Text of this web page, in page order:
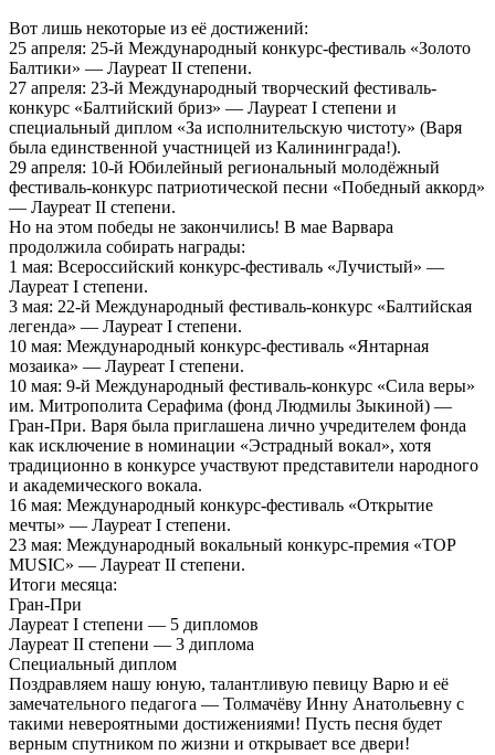
Вот лишь некоторые из её достижений:
25 апреля: 25-й Международный конкурс-фестиваль «Золото
Балтики» — Лауреат II степени.
27 апреля: 23-й Международный творческий фестиваль-
конкурс «Балтийский бриз» — Лауреат I степени и
специальный диплом «За исполнительскую чистоту» (Варя
была единственной участницей из Калининграда!).
29 апреля: 10-й Юбилейный региональный молодёжный
фестиваль-конкурс патриотической песни «Победный аккорд»
— Лауреат II степени.
Но на этом победы не закончились! В мае Варвара
продолжила собирать награды:
1 мая: Всероссийский конкурс-фестиваль «Лучистый» —
Лауреат I степени.
3 мая: 22-й Международный фестиваль-конкурс «Балтийская
легенда» — Лауреат I степени.
10 мая: Международный конкурс-фестиваль «Янтарная
мозаика» — Лауреат I степени.
10 мая: 9-й Международный фестиваль-конкурс «Сила веры»
им. Митрополита Серафима (фонд Людмилы Зыкиной) —
Гран-При. Варя была приглашена лично учредителем фонда
как исключение в номинации «Эстрадный вокал», хотя
традиционно в конкурсе участвуют представители народного
и академического вокала.
16 мая: Международный конкурс-фестиваль «Открытие
мечты» — Лауреат I степени.
23 мая: Международный вокальный конкурс-премия «TOP
MUSIC» — Лауреат II степени.
Итоги месяца:
Гран-При
Лауреат I степени — 5 дипломов
Лауреат II степени — 3 диплома
Специальный диплом
Поздравляем нашу юную, талантливую певицу Варю и её
замечательного педагога — Толмачёву Инну Анатольевну с
такими невероятными достижениями! Пусть песня будет
верным спутником по жизни и открывает все двери!